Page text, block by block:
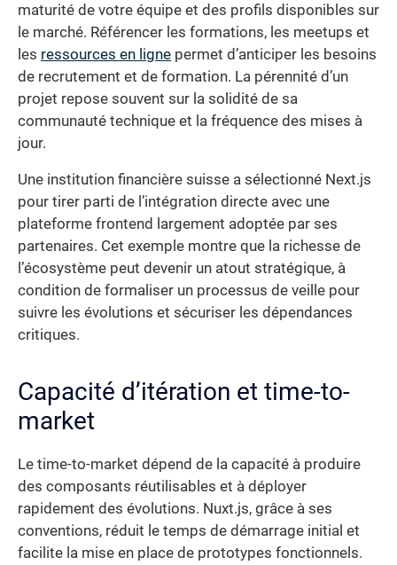
maturité de votre équipe et des profils disponibles sur
le marché. Référencer les formations, les meetups et
les ressources en ligne permet d’anticiper les besoins
de recrutement et de formation. La pérennité d’un
projet repose souvent sur la solidité de sa
communauté technique et la fréquence des mises à
jour.
Une institution financière suisse a sélectionné Next.js
pour tirer parti de l’intégration directe avec une
plateforme frontend largement adoptée par ses
partenaires. Cet exemple montre que la richesse de
l’écosystème peut devenir un atout stratégique, à
condition de formaliser un processus de veille pour
suivre les évolutions et sécuriser les dépendances
critiques.
Capacité d’itération et time-to-
market
Le time-to-market dépend de la capacité à produire
des composants réutilisables et à déployer
rapidement des évolutions. Nuxt.js, grâce à ses
conventions, réduit le temps de démarrage initial et
facilite la mise en place de prototypes fonctionnels.